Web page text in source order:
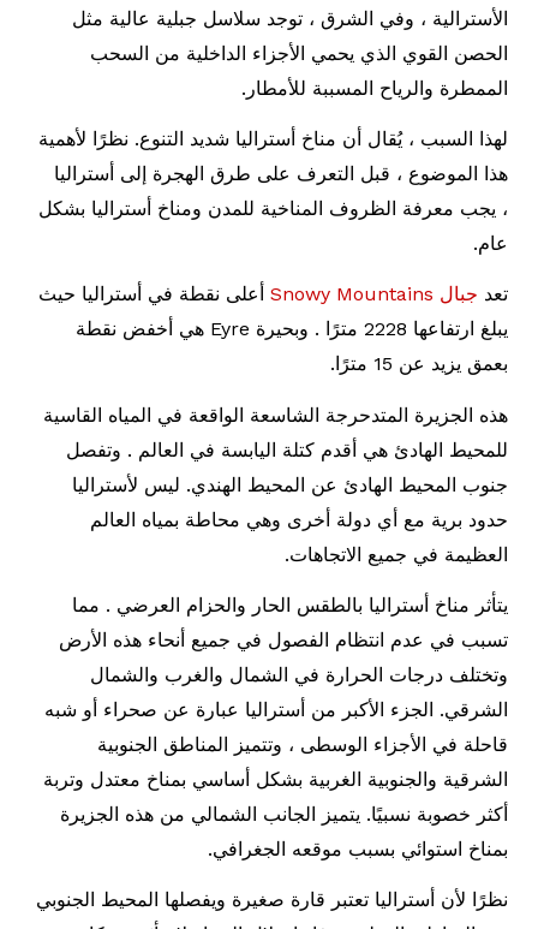
الأسترالية ، وفي الشرق ، توجد سلاسل جبلية عالية مثل
الحصن القوي الذي يحمي الأجزاء الداخلية من السحب
الممطرة والرياح المسببة للأمطار.
لهذا السبب ، يُقال أن مناخ أستراليا شديد التنوع. نظرًا لأهمية
هذا الموضوع ، قبل التعرف على طرق الهجرة إلى أستراليا
، يجب معرفة الظروف المناخية للمدن ومناخ أستراليا بشكل
عام.
تعد جبال Snowy Mountains
أعلى نقطة في أستراليا حيث
يبلغ ارتفاعها 2228 مترًا . وبحيرة Eyre هي أخفض نقطة
بعمق يزيد عن 15 مترًا.
هذه الجزيرة المتدحرجة الشاسعة الواقعة في المياه القاسية
للمحيط الهادئ هي أقدم كتلة اليابسة في العالم . وتفصل
جنوب المحيط الهادئ عن المحيط الهندي. ليس لأستراليا
حدود برية مع أي دولة أخرى وهي محاطة بمياه العالم
العظيمة في جميع الاتجاهات.
يتأثر مناخ أستراليا بالطقس الحار والحزام العرضي . مما
تسبب في عدم انتظام الفصول في جميع أنحاء هذه الأرض
وتختلف درجات الحرارة في الشمال والغرب والشمال
الشرقي. الجزء الأكبر من أستراليا عبارة عن صحراء أو شبه
قاحلة في الأجزاء الوسطى ، وتتميز المناطق الجنوبية
الشرقية والجنوبية الغربية بشكل أساسي بمناخ معتدل وتربة
أكثر خصوبة نسبيًا. يتميز الجانب الشمالي من هذه الجزيرة
بمناخ استوائي بسبب موقعه الجغرافي.
نظرًا لأن أستراليا تعتبر قارة صغيرة ويفصلها المحيط الجنوبي